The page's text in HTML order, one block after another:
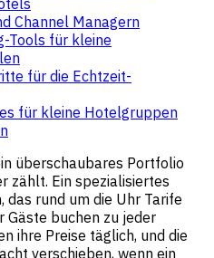
Channel Managern
Tools für kleine
für die Echtzeit-
für kleine Hotelgruppen
überschaubares Portfolio
zählt. Ein spezialisiertes
das rund um die Uhr Tarife
buchen zu jeder
ihre Preise täglich, und die
verschieben, wenn ein